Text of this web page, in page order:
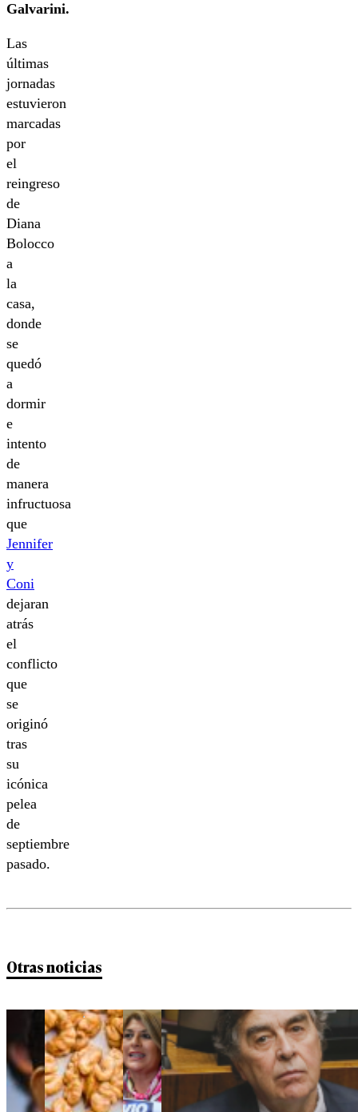
Galvarini.
Las
últimas
jornadas
estuvieron
marcadas
por
el
reingreso
de
Diana
Bolocco
a
la
casa,
donde
se
quedó
a
dormir
e
intento
de
manera
infructuosa
que
Jennifer
y
Coni
dejaran
atrás
el
conflicto
que
se
originó
tras
su
icónica
pelea
de
septiembre
pasado.
Otras noticias